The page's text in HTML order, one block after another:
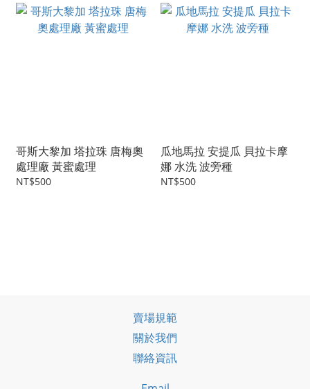
哥斯大黎加 塔拉珠 唐梅奧
處理廠 黃蜜處理
NT$500
瓜地馬拉 安提瓜 貝拉卡摩
娜 水洗 波旁種
NT$500
賣場規範
關於我們
聯絡資訊